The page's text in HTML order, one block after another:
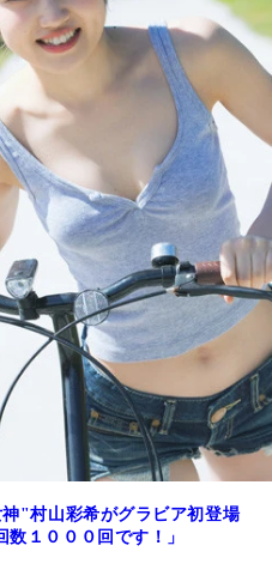
"村山彩希がグラビア初登場
数１０００回です！」